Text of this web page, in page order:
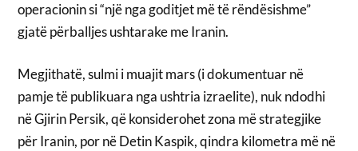
operacionin si “një nga goditjet më të rëndësishme”
gjatë përballjes ushtarake me Iranin.
Megjithatë, sulmi i muajit mars (i dokumentuar në
pamje të publikuara nga ushtria izraelite), nuk ndodhi
në Gjirin Persik, që konsiderohet zona më strategjike
për Iranin, por në Detin Kaspik, qindra kilometra më në